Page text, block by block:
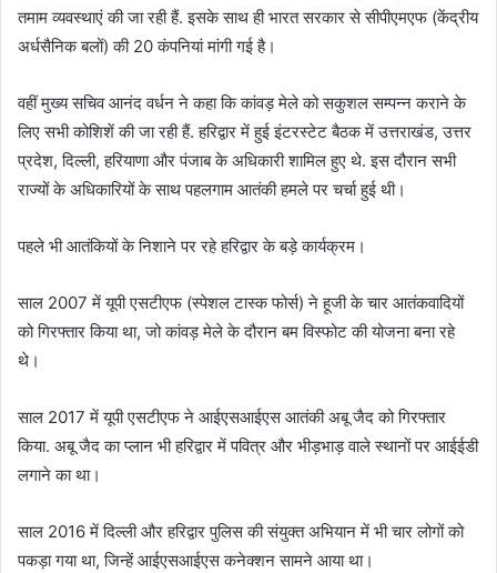
तमाम व्यवस्थाएं की जा रही हैं. इसके साथ ही भारत सरकार से सीपीएमएफ (केंद्रीय
अर्धसैनिक बलों) की 20 कंपनियां मांगी गई है।
वहीं मुख्य सचिव आनंद वर्धन ने कहा कि कांवड़ मेले को सकुशल सम्पन्न कराने के
लिए सभी कोशिशें की जा रही हैं. हरिद्वार में हुई इंटरस्टेट बैठक में उत्तराखंड, उत्तर
प्रदेश, दिल्ली, हरियाणा और पंजाब के अधिकारी शामिल हुए थे. इस दौरान सभी
राज्यों के अधिकारियों के साथ पहलगाम आतंकी हमले पर चर्चा हुई थी।
पहले भी आतंकियों के निशाने पर रहे हरिद्वार के बड़े कार्यक्रम।
साल 2007 में यूपी एसटीएफ (स्पेशल टास्क फोर्स) ने हूजी के चार आतंकवादियों
को गिरफ्तार किया था, जो कांवड़ मेले के दौरान बम विस्फोट की योजना बना रहे
थे।
साल 2017 में यूपी एसटीएफ ने आईएसआईएस आतंकी अबू जैद को गिरफ्तार
किया. अबू जैद का प्लान भी हरिद्वार में पवित्र और भीड़भाड़ वाले स्थानों पर आईईडी
लगाने का था।
साल 2016 में दिल्ली और हरिद्वार पुलिस की संयुक्त अभियान में भी चार लोगों को
पकड़ा गया था, जिन्हें आईएसआईएस कनेक्शन सामने आया था।